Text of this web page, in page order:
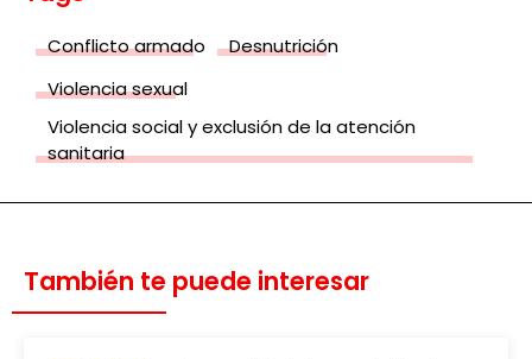
Conflicto armado
Desnutrición
Violencia sexual
Violencia social y exclusión de la atención
sanitaria
También te puede interesar